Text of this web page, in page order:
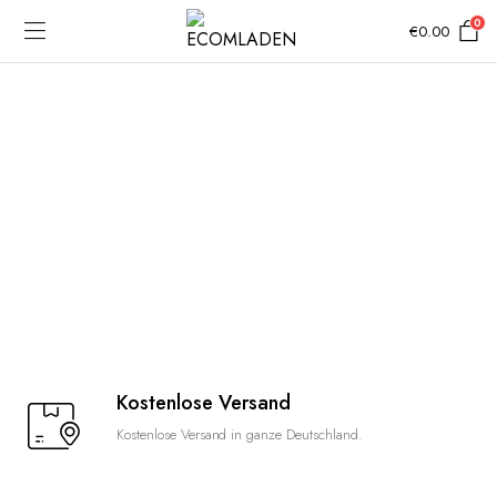
€0.00 0
Kostenlose Versand
Kostenlose Versand in ganze Deutschland.